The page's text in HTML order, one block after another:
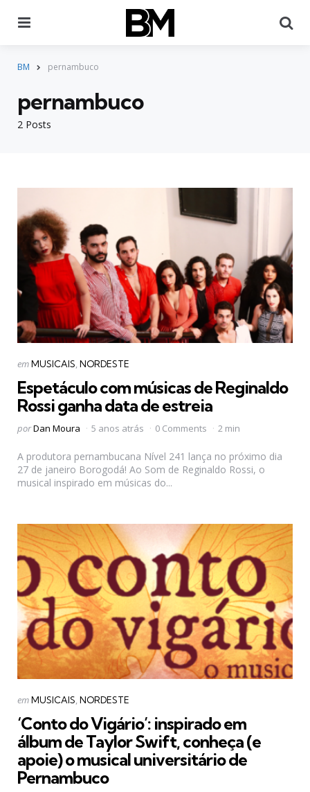
BM pernambuco
2 Posts
pernambuco
Categorias
Postado
emMUSICAIS NORDESTE
Espetáculo com músicas de Reginaldo
Rossi ganha data de estreia
Postado
porDan Moura 5 anos atrás 0 Comments 2 min
A produtora pernambucana Nível 241 lança no próximo dia
27 de janeiro Borogodá! Ao Som de Reginaldo Rossi, o
musical inspirado em músicas do...
Categorias
Postado
emMUSICAIS NORDESTE
‘Conto do Vigário’: inspirado em
álbum de Taylor Swift, conheça (e
apoie) o musical universitário de
Pernambuco